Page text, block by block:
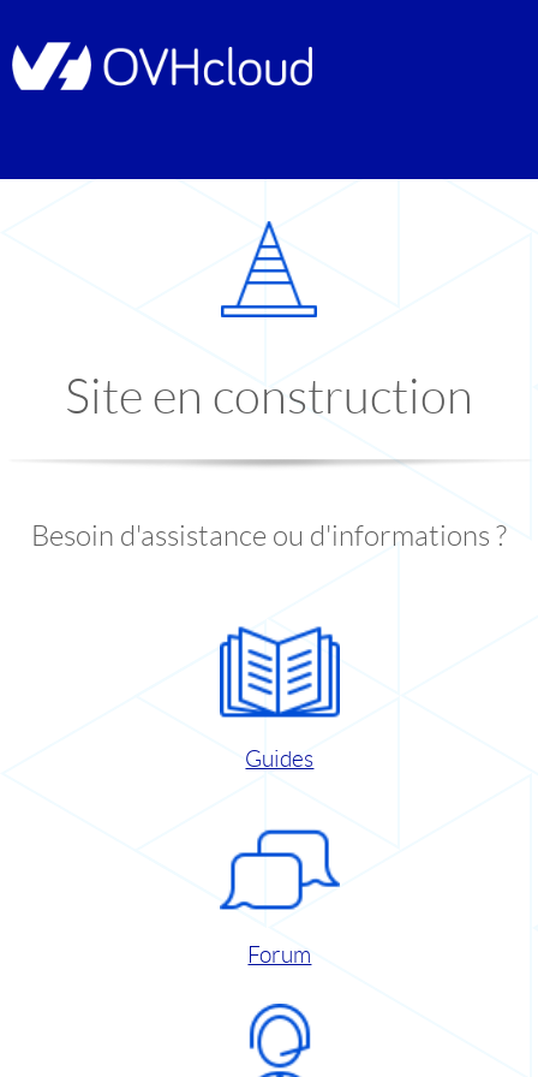
Site en construction
Besoin d'assistance ou d'informations ?
Guides
Forum